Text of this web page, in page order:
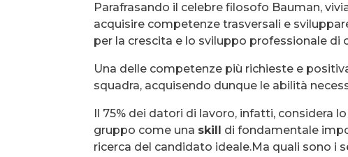
Parafrasando il celebre filosofo Bauman,
acquisire competenze trasversali e
per la crescita e lo sviluppo professionale di
Una delle competenze più richieste e
squadra, acquisendo dunque le abilità
Il 75% dei datori di lavoro, infatti, considera
gruppo come una skill di fondamentale
ricerca del candidato ideale.Ma quali sono i